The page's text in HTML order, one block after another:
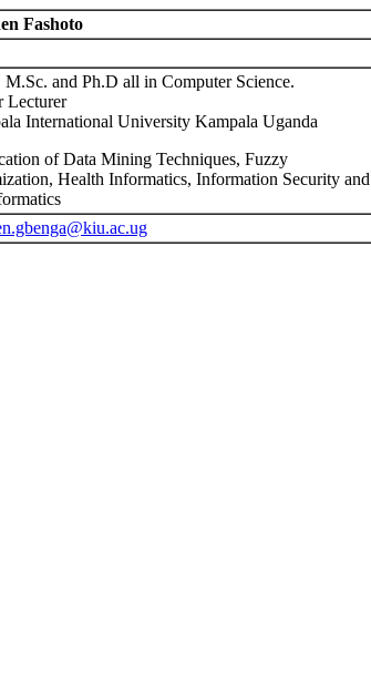
Fashoto
M.Sc. and Ph.D all in Computer Science.
Lecturer
International University Kampala Uganda
of Data Mining Techniques, Fuzzy
Health Informatics, Information Security and